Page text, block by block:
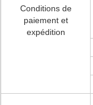
Conditions de
paiement et
expédition